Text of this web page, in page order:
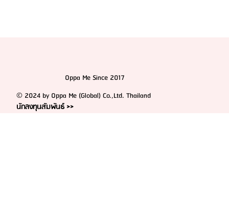
Oppa Me Since 2017
© 2024 by Oppa Me (Global) Co.,Ltd. Thailand
นักลงทุนสัมพันธ์ >>